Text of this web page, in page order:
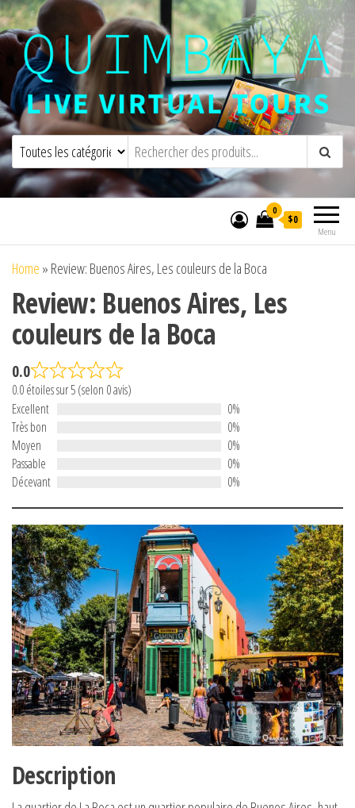
Quimbaya Virtual ToursVisites virtuelles interactives en direct
Menu
0
$0
Home » Review: Buenos Aires, Les couleurs de la Boca
Review: Buenos Aires, Les
couleurs de la Boca
0.0
0.0 étoiles sur 5 (selon 0 avis)
Excellent
0%
Très bon
0%
Moyen
0%
Passable
0%
Décevant
0%
Description